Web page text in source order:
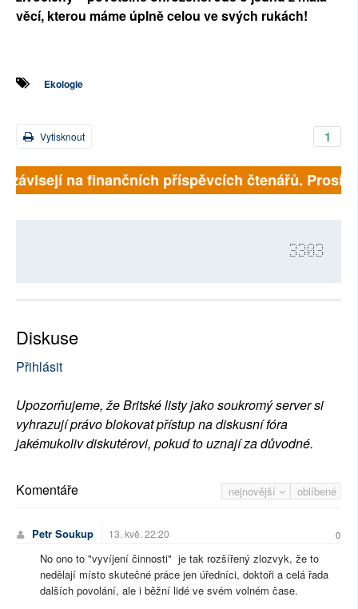
věcí, kterou máme úplně celou ve svých rukách!
Ekologie
1
Vytisknout
na finančních příspěvcích čtenářů.
3303
Diskuse
Přihlásit
Upozorňujeme, že Britské listy jako soukromý server si
vyhrazují právo blokovat přístup na diskusní fóra
jakémukoliv diskutérovi, pokud to uznají za důvodné.
nejnovější oblíbené
Komentáře
Petr Soukup 13. kvě. 22:20 0
No ono to "vyvíjení činnosti" je tak rozšířený zlozvyk, že to
nedělají místo skutečné práce jen úředníci, doktoři a celá řada
dalších povolání, ale i běžní lidé ve svém volném čase.